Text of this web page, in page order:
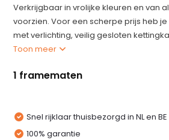
Verkrijgbaar in vrolijke kleuren en van
voorzien. Voor een scherpe prijs heb
met verlichting, veilig gesloten
Toon meer
1 framematen
Snel rijklaar thuisbezorgd in NL en BE
100% garantie